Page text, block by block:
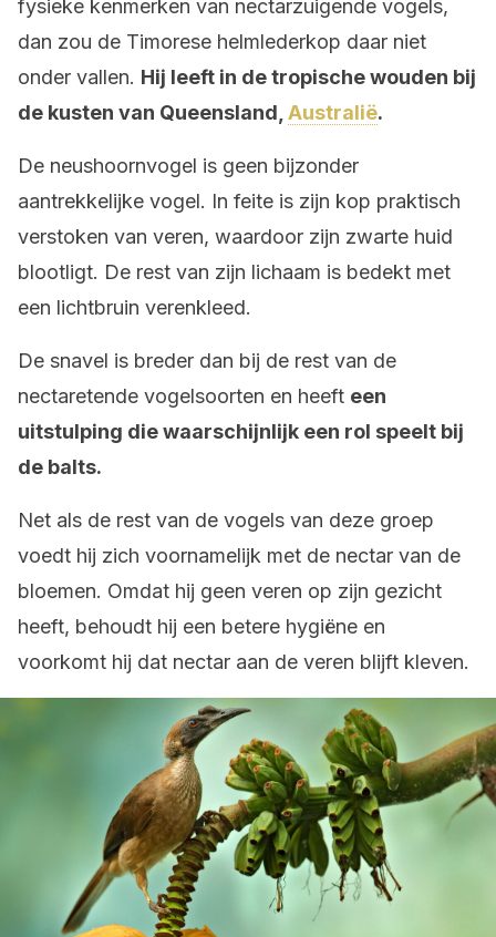
fysieke kenmerken van nectarzuigende vogels,
dan zou de Timorese helmlederkop daar niet
onder vallen. Hij leeft in de tropische wouden bij
de kusten van Queensland, Australië.
De neushoornvogel is geen bijzonder
aantrekkelijke vogel. In feite is zijn kop praktisch
verstoken van veren, waardoor zijn zwarte huid
blootligt. De rest van zijn lichaam is bedekt met
een lichtbruin verenkleed.
De snavel is breder dan bij de rest van de
nectaretende vogelsoorten en heeft een
uitstulping die waarschijnlijk een rol speelt bij
de balts.
Net als de rest van de vogels van deze groep
voedt hij zich voornamelijk met de nectar van de
bloemen. Omdat hij geen veren op zijn gezicht
heeft, behoudt hij een betere hygiëne en
voorkomt hij dat nectar aan de veren blijft kleven.